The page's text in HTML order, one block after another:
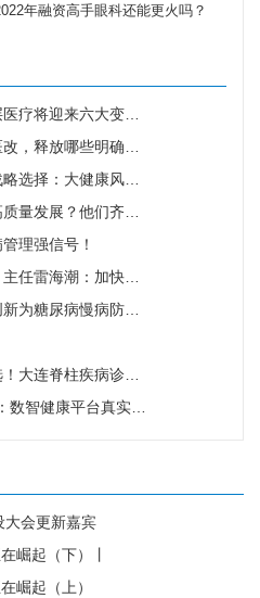
年融资高手眼科还能更火吗？
将迎来六大变化！
释放哪些明确信号？
口要追，赋能产业的根基要扎
聚广东为9个地市出谋划策→
理强信号！
潮：加快建设健康中国
慢病防控注入中医药力量
连脊柱疾病诊疗科普
智健康平台真实进度
大会更新嘉宾
崛起（下）丨
崛起（上）